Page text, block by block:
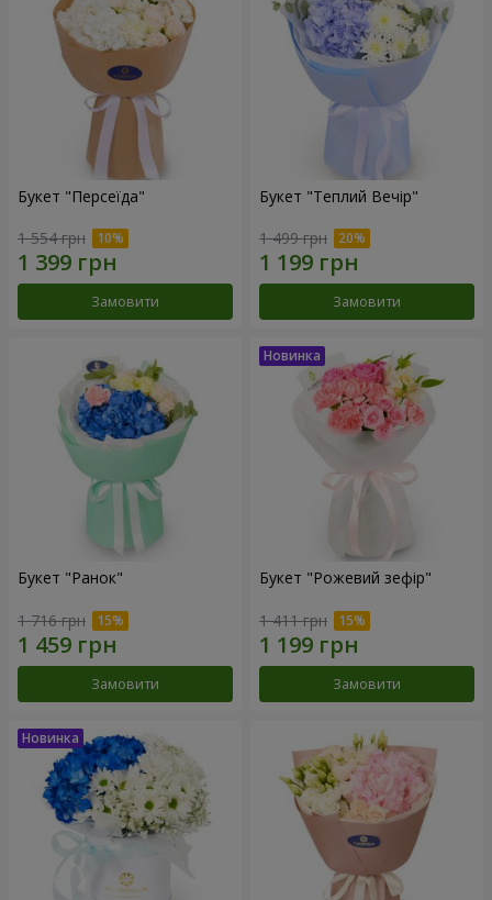
Букет "Персеїда"
1 554 грн
Замовити
Букет "Теплий Вечір"
1 499 грн
Замовити
Букет "Ранок"
1 716 грн
Замовити
Букет "Рожевий зефір"
1 411 грн
Замовити